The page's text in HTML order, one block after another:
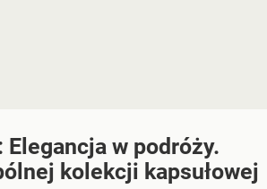
Elegancja w podróży.
kolekcji kapsułowej